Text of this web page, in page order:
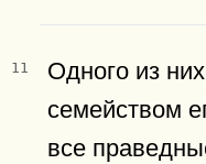
11
Одного из
семейством
все